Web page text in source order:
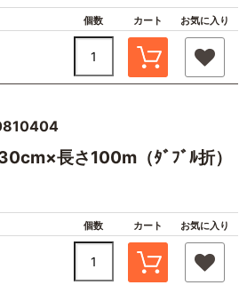
個数 カート お気に入り
長さ100m（ﾀﾞﾌﾞﾙ折）
個数 カート お気に入り